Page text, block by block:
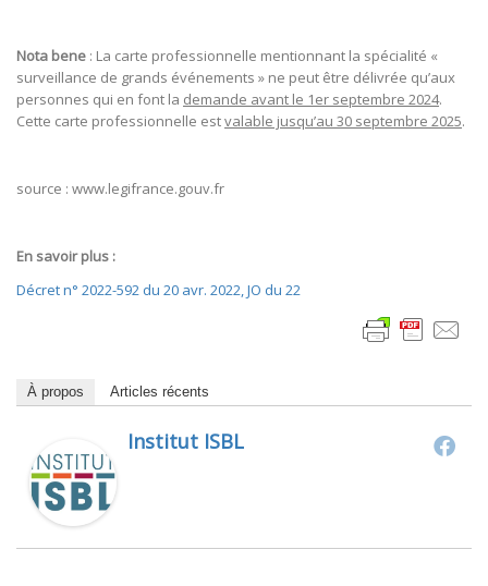
Nota bene : La carte professionnelle mentionnant la spécialité «
surveillance de grands événements » ne peut être délivrée qu’aux
personnes qui en font la demande avant le 1er septembre 2024.
Cette carte professionnelle estvalable jusqu’au 30 septembre 2025.
source : www.legifrance.gouv.fr
En savoir plus :
Décret n° 2022-592 du 20 avr. 2022, JO du 22
À propos Articles récents
Institut ISBL